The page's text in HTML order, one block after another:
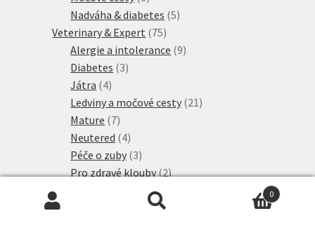
produktů
Nadváha & diabetes 55
Veterinary & Expert 7575
produktů
Alergie a intolerance 99
Diabetes 33
Játra 44
produkty
Ledviny a močové cesty 21 21
Mature 77
produktů
Neutered 44
produkty
Péče o zuby 33
produkty
Pro zdravé klouby 22
3
produkty
0